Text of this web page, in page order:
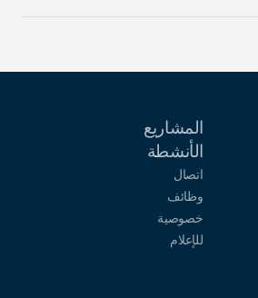
المشاريع
الأنشطة
اتصال
وظائف
خصوصية
للإعلام